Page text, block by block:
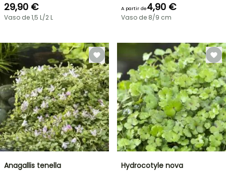
29,90 €
Vaso de 1,5 L/2 L
A partir de4,90 €
Vaso de 8/9 cm
Anagallis tenella Hydrocotyle nova